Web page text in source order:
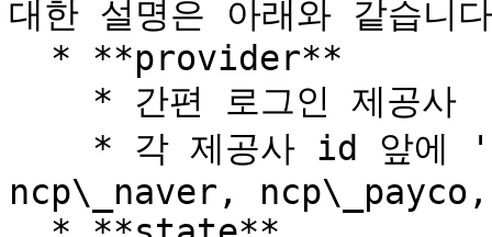
대한 설명은 아래와 같습니
ncp\_naver,